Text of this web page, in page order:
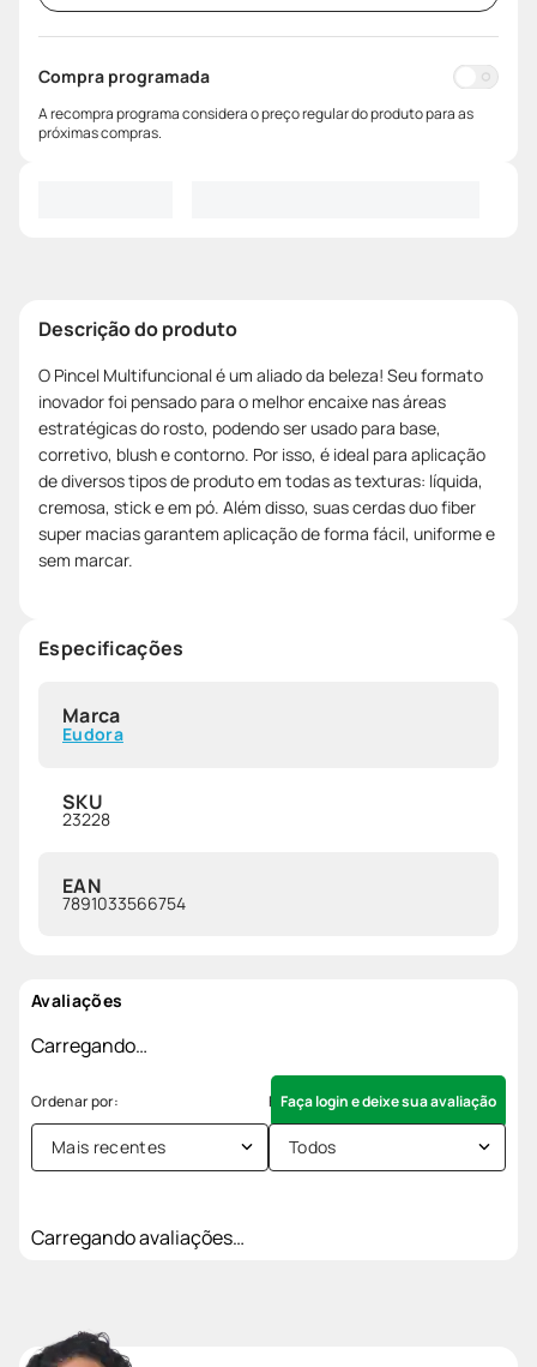
Compra programada
A recompra programa considera o preço regular do produto para as
próximas compras.
Descrição do produto
O Pincel Multifuncional é um aliado da beleza! Seu formato
inovador foi pensado para o melhor encaixe nas áreas
estratégicas do rosto, podendo ser usado para base,
corretivo, blush e contorno. Por isso, é ideal para aplicação
de diversos tipos de produto em todas as texturas: líquida,
cremosa, stick e em pó. Além disso, suas cerdas duo fiber
super macias garantem aplicação de forma fácil, uniforme e
sem marcar.
Especificações
Marca
Eudora
SKU
23228
EAN
7891033566754
Avaliações
Carregando…
Faça login e deixe sua avaliação
Mais recentes Todos
Carregando avaliações…